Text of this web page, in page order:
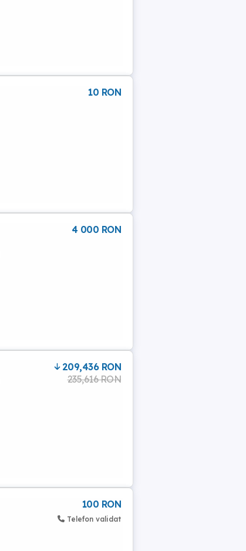
10 RON
4 000 RON
209,436 RON
235,616 RON
100 RON
Telefon validat